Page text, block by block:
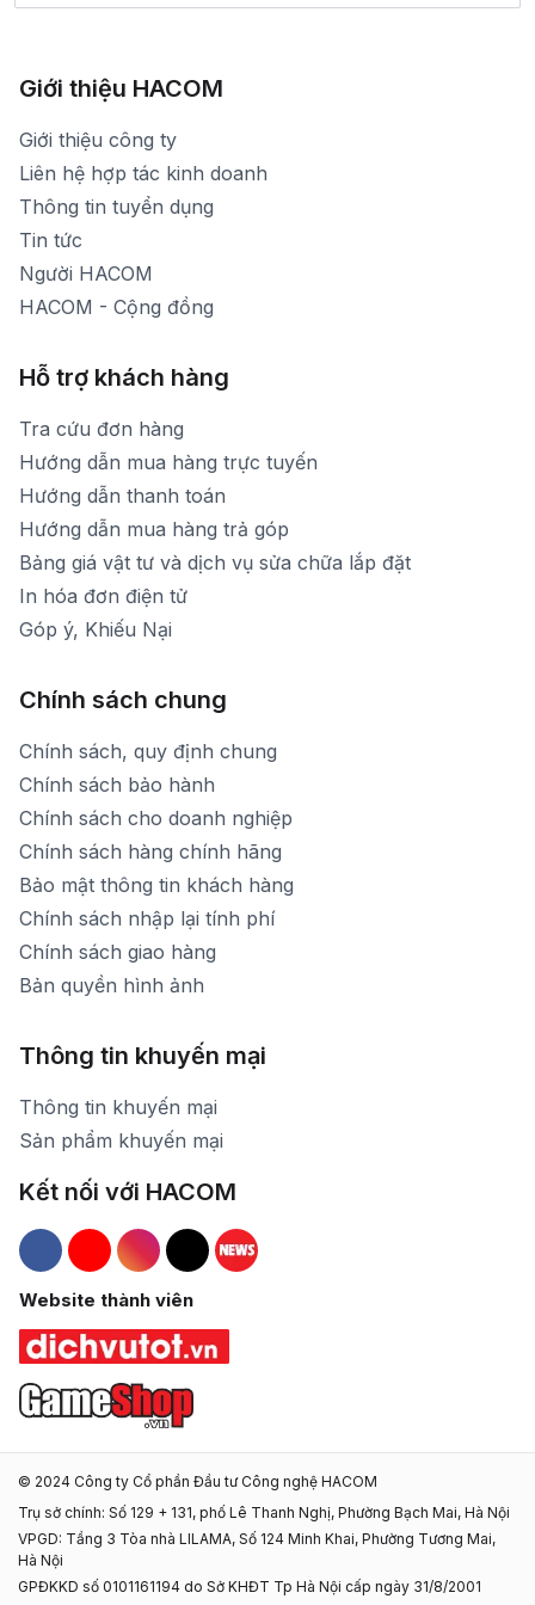
Xem bản đồ đường đi
Thời gian mở cửa: Từ 8h30-19h hàng ngày
Xem bản đồ đường đi
1900 1903 (máy lẻ 159) -(028)73000322
1900 1903 (máy lẻ 160)
[email protected]
Thời gian mở cửa: Từ 8h30-20h hàng ngày
Giới thiệu HACOM
Giới thiệu công ty
Liên hệ hợp tác kinh doanh
Thông tin tuyển dụng
Tin tức
Người HACOM
HACOM - Cộng đồng
Hỗ trợ khách hàng
Tra cứu đơn hàng
Hướng dẫn mua hàng trực tuyến
Hướng dẫn thanh toán
Hướng dẫn mua hàng trả góp
Bảng giá vật tư và dịch vụ sửa chữa lắp đặt
In hóa đơn điện tử
Góp ý, Khiếu Nại
Chính sách chung
Chính sách, quy định chung
Chính sách bảo hành
Chính sách cho doanh nghiệp
Chính sách hàng chính hãng
Bảo mật thông tin khách hàng
Chính sách nhập lại tính phí
Chính sách giao hàng
Bản quyền hình ảnh
Thông tin khuyến mại
Thông tin khuyến mại
Sản phẩm khuyến mại
Kết nối với HACOM
Hacom Facebook
Hacom YouTube
Hacom Instagram
Hacom TikTok
Website thành viên
© 2024 Công ty Cổ phần Đầu tư Công nghệ HACOM
Trụ sở chính: Số 129 + 131, phố Lê Thanh Nghị, Phường Bạch Mai, Hà Nội
VPGD: Tầng 3 Tòa nhà LILAMA, Số 124 Minh Khai, Phường Tương Mai,
Hà Nội
GPĐKKD số 0101161194 do Sở KHĐT Tp Hà Nội cấp ngày 31/8/2001